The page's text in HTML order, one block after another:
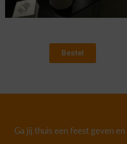
Bestel
Ga jij thuis een feest geven